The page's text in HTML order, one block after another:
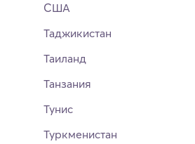
США
Таджикистан
Таиланд
Танзания
Тунис
Туркменистан